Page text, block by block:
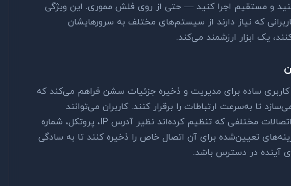
کنید و مستقیم اجرا کنید — حتی از روی فلش مموری. این ویژگی
که نیاز دارند از سیستم‌های مختلف به سرورهایشان
یک ابزار ارزشمند می‌کند.
ساده برای مدیریت و ذخیره جزئیات سشن فراهم می‌کند که
تا به‌سرعت ارتباطات را برقرار کنند. کاربران می‌توانند
مختلفی که تنظیم کرده‌اند نظیر آدرس IP، پروتکل، شماره
تعیین‌شده برای آن اتصال خاص را ذخیره کنند تا به سادگی
آینده در دسترس باشد.